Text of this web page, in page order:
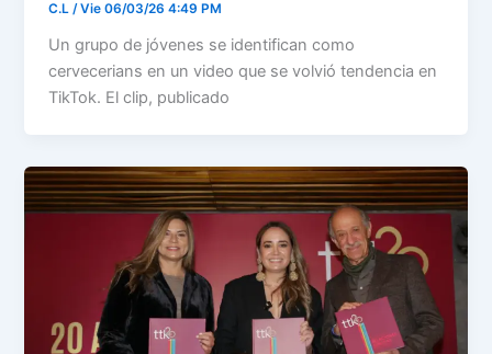
C.L/Vie 06/03/26 4:49 PM
Un grupo de jóvenes se identifican como
cervecerians en un video que se volvió tendencia en
TikTok. El clip, publicado